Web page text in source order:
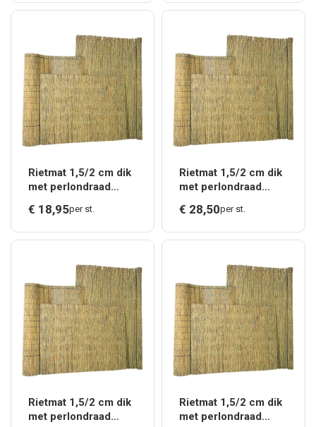
Rietmat 1,5/2 cm dik
met perlondraad
cm.*
€ 18,95per st.
Rietmat 1,5/2 cm dik
met perlondraad
cm.*
€ 28,50per st.
Rietmat 1,5/2 cm dik
met perlondraad
Rietmat 1,5/2 cm dik
met perlondraad